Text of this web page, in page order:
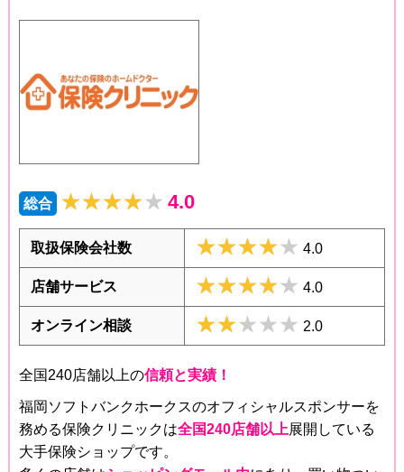
総合 ★★★★★
★★★★★ 4.0
取扱保険会社数 ★★★★★
★★★★★ 4.0
店舗サービス ★★★★★
★★★★★ 4.0
オンライン相談 ★★★★★
★★★★★ 2.0
全国240店舗以上の信頼と実績！
福岡ソフトバンクホークスのオフィシャルスポンサーを
務める保険クリニックは全国240店舗以上展開している
大手保険ショップです。